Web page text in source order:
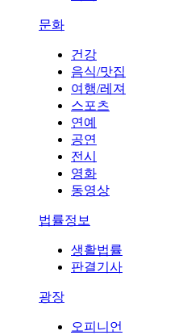
문화
건강
음식/맛집
여행/레져
스포츠
연예
공연
전시
영화
동영상
법률정보
생활법률
판결기사
광장
오피니언